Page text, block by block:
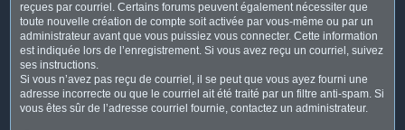
reçues par courriel. Certains forums peuvent également nécessiter que
toute nouvelle création de compte soit activée par vous-même ou par un
administrateur avant que vous puissiez vous connecter. Cette information
est indiquée lors de l’enregistrement. Si vous avez reçu un courriel, suivez
ses instructions.
Si vous n’avez pas reçu de courriel, il se peut que vous ayez fourni une
adresse incorrecte ou que le courriel ait été traité par un filtre anti-spam. Si
vous êtes sûr de l’adresse courriel fournie, contactez un administrateur.